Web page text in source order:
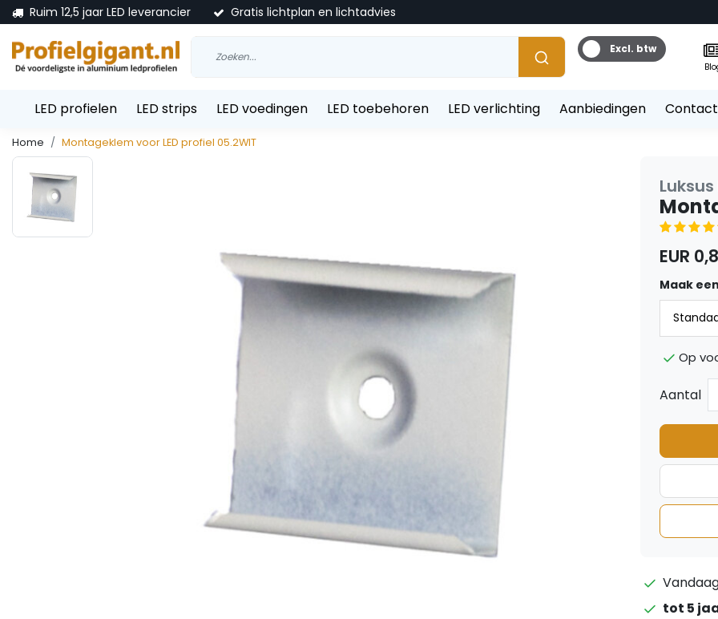
Ruim 12,5 jaar LED leverancier Gratis lichtplan en lichtadvies
Excl. btw
LED profielen LED strips LED voedingen LED toebehoren LED verlichting Aanbiedingen
Home Montageklem voor LED profiel 05.2WIT
EUR
Maak
Op
Aantal
tot 5